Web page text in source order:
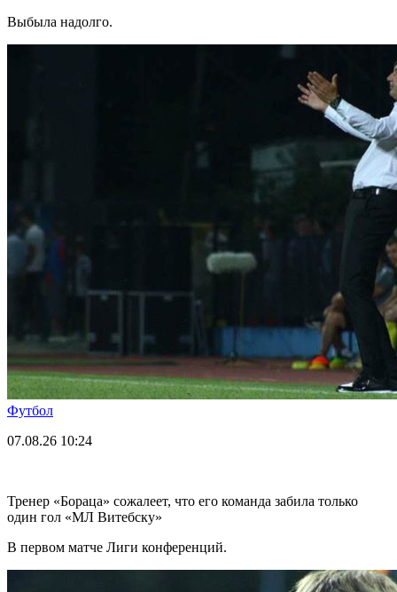
Выбыла надолго.
Футбол
07.08.26 10:24
Тренер «Бораца» сожалеет, что его команда забила только
один гол «МЛ Витебску»
В первом матче Лиги конференций.